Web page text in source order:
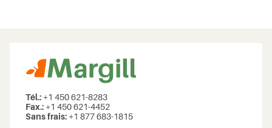
Tél.: +1 450 621-8283
Fax.: +1 450 621-4452
Sans frais: +1 877 683-1815